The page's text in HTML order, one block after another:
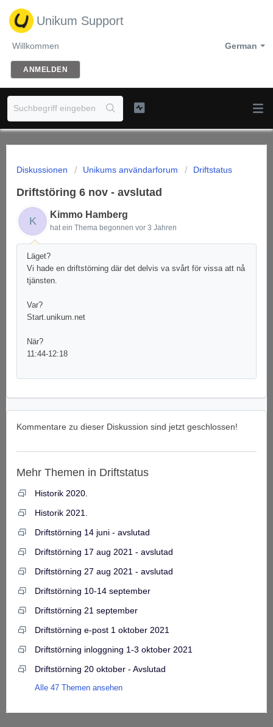
Unikum Support
German
Willkommen
ANMELDEN
Diskussionen Unikums användarforum Driftstatus
Driftstöring 6 nov - avslutad
K
Kimmo Hamberg
hat ein Thema begonnen vor 3 Jahren
Läget?
Vi hade en driftstörning där det delvis va svårt för vissa att nå
tjänsten.
Var?
Start.unikum.net
När?
11:44-12:18
Kommentare zu dieser Diskussion sind jetzt geschlossen!
Mehr Themen in Driftstatus
Historik 2020.
Historik 2021.
Driftstörning 14 juni - avslutad
Driftstörning 17 aug 2021 - avslutad
Driftstörning 27 aug 2021 - avslutad
Driftstörning 10-14 september
Driftstörning 21 september
Driftstörning e-post 1 oktober 2021
Driftstörning inloggning 1-3 oktober 2021
Driftstörning 20 oktober - Avslutad
Alle 47 Themen ansehen